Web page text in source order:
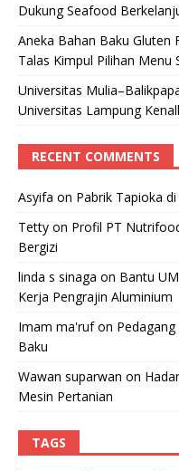
Dukung Seafood
Aneka Bahan Baku Gluten
Talas Kimpul Pilihan Menu
Universitas
Universitas Lampung
RECENT COMMENTS
Asyifa on Pabrik Tapioka
Tetty on Profil PT
Bergizi
linda s sinaga on Bantu
Kerja Pengrajin Aluminium
Imam ma'rufon
Baku
Wawan suparwan on
Mesin Pertanian
TAGS